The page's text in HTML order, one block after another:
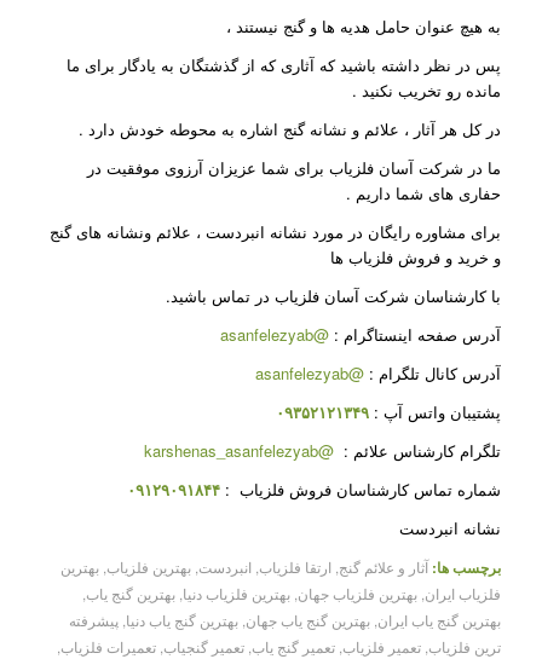
به هیچ عنوان حامل هدیه ها و گنج نیستند ،
پس در نظر داشته باشید که آثاری که از گذشتگان به یادگار برای ما
مانده رو تخریب نکنید .
در کل هر آثار ، علائم و نشانه گنج اشاره به محوطه خودش دارد .
ما در شرکت آسان فلزیاب برای شما عزیزان آرزوی موفقیت در
حفاری های شما داریم .
برای مشاوره رایگان در مورد نشانه انبردست ، علائم ونشانه های گنج
و خرید و فروش فلزیاب ها
با کارشناسان شرکت آسان فلزیاب در تماس باشید.
آدرس صفحه اینستاگرام :
@asanfelezyab
آدرس کانال تلگرام :
@asanfelezyab
پشتیبان واتس آپ: ۰۹۳۵۲۱۲۱۳۴۹
تلگرام کارشناس علائم :
@karshenas_asanfelezyab
شماره تماس کارشناسان فروش فلزیاب: ۰۹۱۲۹۰۹۱۸۴۴
نشانه انبردست
برچسب ها: آثار و علائم گنج, ارتقا فلزیاب, انبردست, بهترین فلزیاب, بهترین
فلزیاب ایران, بهترین فلزیاب جهان, بهترین فلزیاب دنیا, بهترین گنج یاب,
بهترین گنج یاب ایران, بهترین گنج یاب جهان, بهترین گنج یاب دنیا, پیشرفته
ترین فلزیاب, تعمیر فلزیاب, تعمیر گنج یاب, تعمیر گنجیاب, تعمیرات فلزیاب,